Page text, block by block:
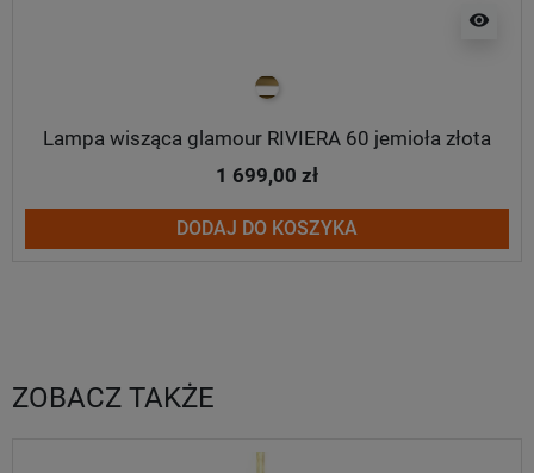
visibility
biało złoty
Lampa wisząca glamour RIVIERA 60 jemioła złota
1 699,00 zł
DODAJ DO KOSZYKA
ZOBACZ TAKŻE